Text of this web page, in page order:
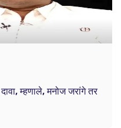
म्हणाले, मनोज जरांगे तर